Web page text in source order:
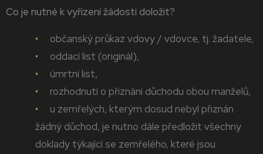
Co je nutné k vyřízení žádosti doložit?
občanský průkaz vdovy / vdovce, tj. žadatele,
oddací list (originál),
úmrtní list,
rozhodnutí o přiznání důchodu obou manželů,
u zemřelých, kterým dosud nebyl přiznán
žádný důchod, je nutno dále předložit všechny
doklady týkající se zemřelého, které jsou